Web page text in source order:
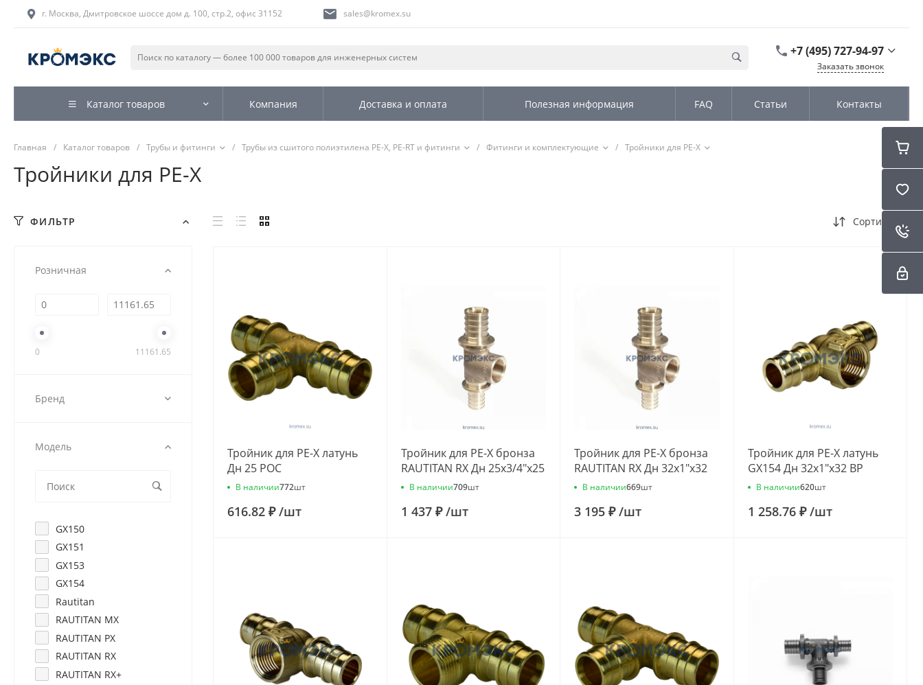
г. Москва, Дмитровское шоссе дом д. 100, стр.2, офис 31152 sales@kromex.su
+7 (495) 727-94-97
Заказать звонок
Каталог товаров Компания Доставка и оплата Полезная информация FAQ Статьи Контакты
Главная / Каталог товаров / Трубы и фитинги / Трубы из сшитого полиэтилена PE-X, PE-RT и фитинги / Фитинги и комплектующие / Тройники для PE-X
Тройники для PE-X
ФИЛЬТР
Розничная
0 11161.65
Бренд
Модель
GX150
GX151
GX153
GX154
Rautitan
RAUTITAN MX
RAUTITAN PX
RAUTITAN RX
RAUTITAN RX+
Сортировка
Тройник для PE-X латунь
Дн 25 РОС
В наличии772шт
616.82 ₽/шт
Тройник для PE-X бронза
RAUTITAN RX Дн 25х3/4"х25
ВР Rehau 12582061002
В наличии709шт
1 437 ₽/шт
Тройник для PE-X бронза
RAUTITAN RX Дн 32х1"х32
ВР Rehau 11389811002
В наличии669шт
3 195 ₽/шт
Тройник для PE-X латунь
GX154 Дн 32х1"х32 ВР
Giacomini GX154Y056
В наличии620шт
1 258.76 ₽/шт